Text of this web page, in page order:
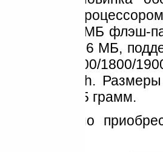
камерой,
ОЗУ и 128 МБ флэш-
microSD 256 МБ,
GSM (900/
Bluetooth.
вес — 135 грамм.
можно